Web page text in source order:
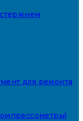
для ремонта